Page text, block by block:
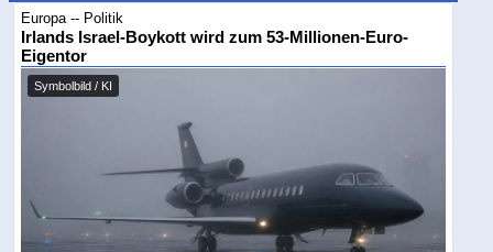
Europa -- Politik
Irlands Israel-Boykott wird zum 53-Millionen-Euro-
Eigentor
Symbolbild / KI